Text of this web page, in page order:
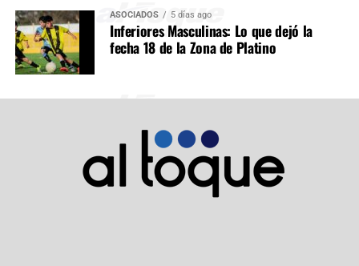
ASOCIADOS 5 días ago
Inferiores Masculinas: Lo que dejó la
fecha 18 de la Zona de Platino